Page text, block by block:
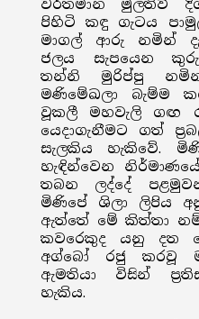
වර්තමාන මුලතිව්
පිහිටි කඳු ගැටය
මාගල් ආරු නමින්
ජලය සැපයෙන
තන්නි මුරිප්පු නමින්
මණිමේඛලා බැම්ම
වූකලී මහවැලි ගඟ
යෙදාගැනීමට ගත්
සැලකිය හැකිවේ.
හැඳින්වෙන
තබන ලද්දේ
මිණිපේ ශිලා ලිපිය
ඇත්තේ මේ කිත්තා
කවරෙකුද යනු දත
අග්බෝ රජු කරවූ
ඇමතියා විසින්
හැකිය.